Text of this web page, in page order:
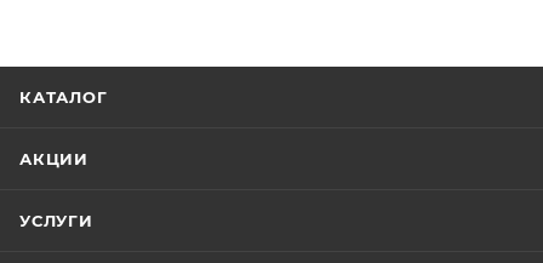
КАТАЛОГ
АКЦИИ
УСЛУГИ